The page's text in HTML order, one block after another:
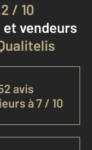
/ 10
vendeurs
52 avis
à 7 / 10